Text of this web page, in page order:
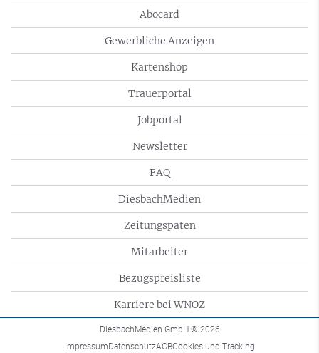
Abocard
Gewerbliche Anzeigen
Kartenshop
Trauerportal
Jobportal
Newsletter
FAQ
DiesbachMedien
Zeitungspaten
Mitarbeiter
Bezugspreisliste
Karriere bei WNOZ
DiesbachMedien GmbH © 2026
ImpressumDatenschutzAGBCookies und Tracking